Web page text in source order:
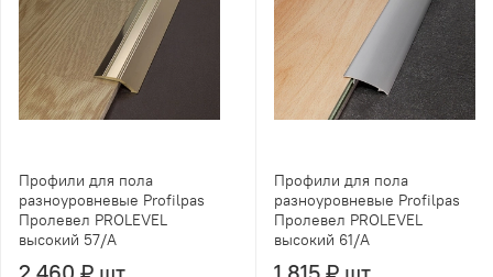
Профили для пола
разноуровневые Profilpas
Пролевел PROLEVEL
высокий 57/A
Профили для пола
разноуровневые Profilpas
Пролевел PROLEVEL
высокий 61/A